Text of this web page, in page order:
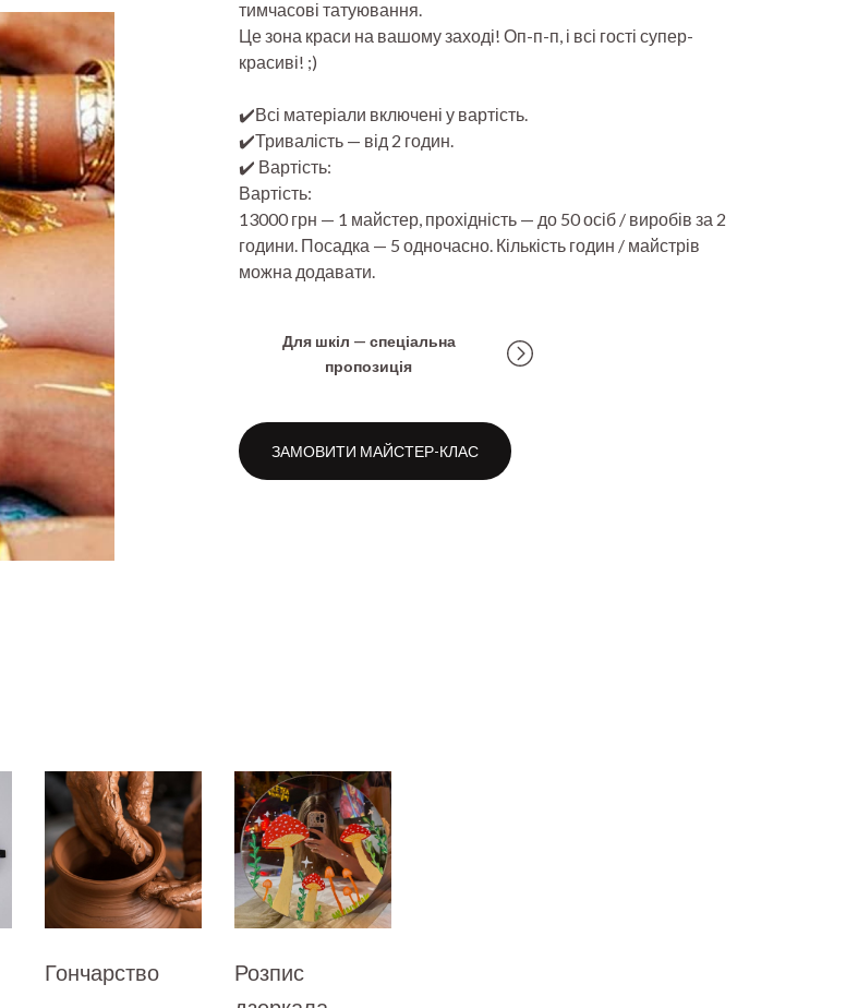
тимчасові татуювання.
Це зона краси на вашому заході! Оп-п-п, і всі гості супер-
красиві! ;)
✔️Всі матеріали включені у вартість.
✔️Тривалість — від 2 годин.
✔️ Вартість:
Вартість:
13000 грн — 1 майстер, прохідність — до 50 осіб / виробів за 2
години. Посадка — 5 одночасно. Кількість годин / майстрів
можна додавати.
Для шкіл — спеціальна
пропозиція
ЗАМОВИТИ МАЙСТЕР-КЛАС
Гончарство
Розпис